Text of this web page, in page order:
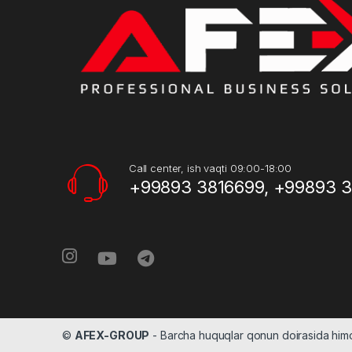
Call center, ish vaqti 09:00-18:00
+99893 3816699, +99893
© AFEX-GROUP - Barcha huquqlar qonun doirasida